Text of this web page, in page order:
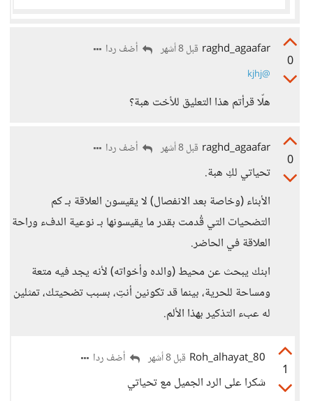
0
raghd_agaafar قبل 8 أشهر أضف ردا
@kjhj
هلّا قرأتم هذا التعليق للأخت هبة؟
0
raghd_agaafar قبل 8 أشهر أضف ردا
تحياتي لكِ هبة.
الأبناء (وخاصة بعد الانفصال) لا يقيسون العلاقة بـ كم
التضحيات التي قُدمت بقدر ما يقيسونها بـ نوعية الدفء وراحة
العلاقة في الحاضر.
ابنك يبحث عن محيط (والده وأخواته) لأنه يجد فيه متعة
ومساحة للحرية، بينما قد تكونين أنتِ، بسبب تضحيتك، تمثلين
له عبء التذكير بهذا الألم.
1
Roh_alhayat_80 قبل 8 أشهر أضف ردا
شكرا على الرد الجميل مع تحياتي